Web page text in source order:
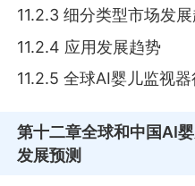
11.2.3 细分类型市场发
11.2.4 应用发展趋势
11.2.5 全球AI婴儿监视
第十二章全球和中国AI
发展预测